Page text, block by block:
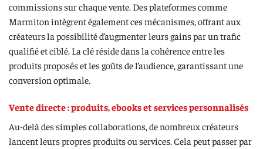
commissions sur chaque vente. Des plateformes comme
Marmiton intègrent également ces mécanismes, offrant aux
créateurs la possibilité d’augmenter leurs gains par un trafic
qualifié et ciblé. La clé réside dans la cohérence entre les
produits proposés et les goûts de l’audience, garantissant une
conversion optimale.
Vente directe : produits, ebooks et services personnalisés
Au-delà des simples collaborations, de nombreux créateurs
lancent leurs propres produits ou services. Cela peut passer par